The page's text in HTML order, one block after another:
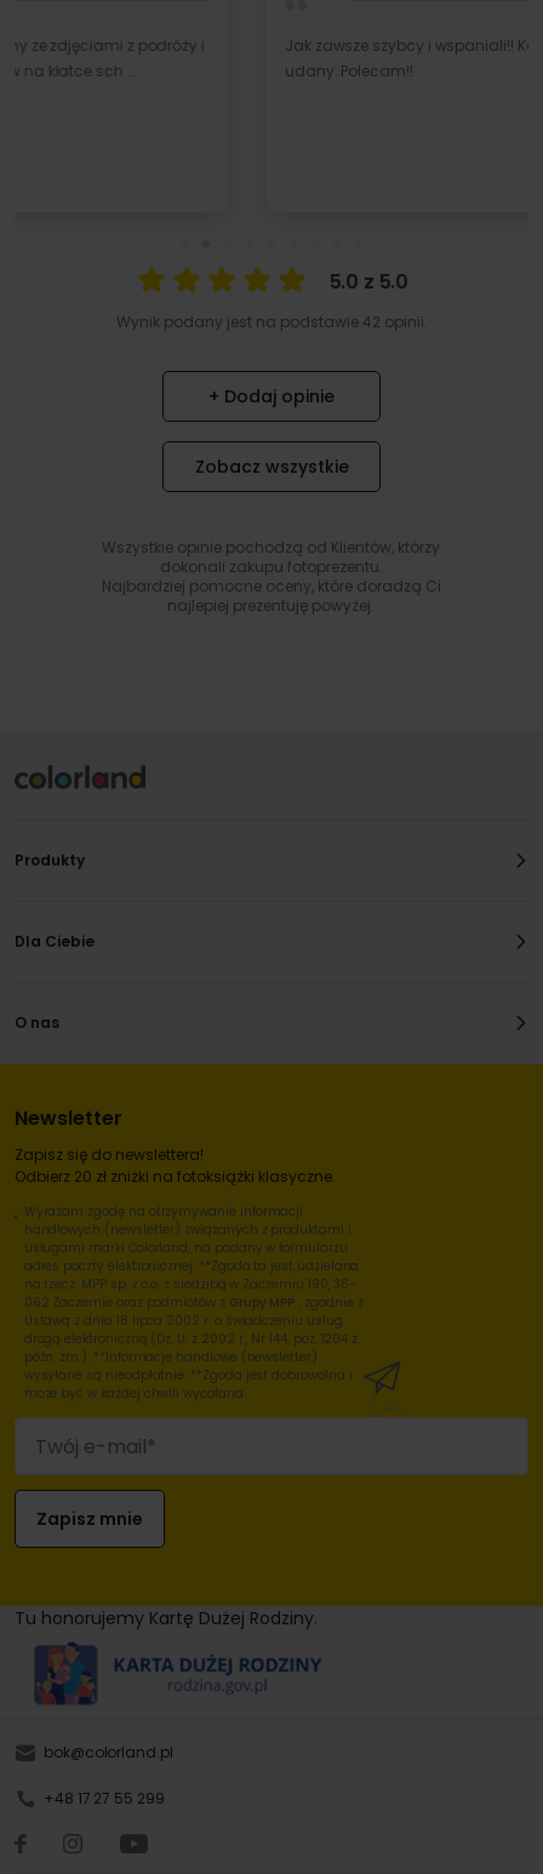
Jak zawsze szybcy i wspaniali!! Kolejny prezent bardzo
udany. Polecam!!
5.0 z 5.0
Wynik podany jest na podstawie 42 opinii.
+ Dodaj opinie
Zobacz wszystkie
Wszystkie opinie pochodzą od Klientów, którzy
dokonali zakupu fotoprezentu.
Najbardziej pomocne oceny, które doradzą Ci
najlepiej prezentuję powyżej.
Produkty
Dla Ciebie
O nas
Newsletter
Zapisz się do newslettera!
Odbierz 20 zł zniżki na fotoksiążki klasyczne.
Wyrażam zgodę na otrzymywanie informacji
handlowych (newsletter) związanych z produktami i
usługami marki Colorland, na podany w formularzu
adres poczty elektronicznej. **Zgoda ta jest udzielana
na rzecz: MPP sp. z o.o. z siedzibą w Zaczerniu 190, 36-
062 Zaczernie oraz podmiotów z Grupy MPP , zgodnie z
Ustawą z dnia 18 lipca 2002 r. o świadczeniu usług
drogą elektroniczną (Dz. U. z 2002 r., Nr 144, poz. 1204 z
późn. zm.). **Informacje handlowe (newsletter)
wysyłane są nieodpłatnie. **Zgoda jest dobrowolna i
może być w każdej chwili wycofana.
Tu honorujemy Kartę Dużej Rodziny.
bok@colorland.pl
+48 17 27 55 299